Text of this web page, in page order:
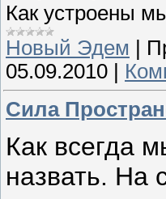
Как устроены
Новый Эдем |
05.09.2010 |
Сила
Как всегда
назвать. На